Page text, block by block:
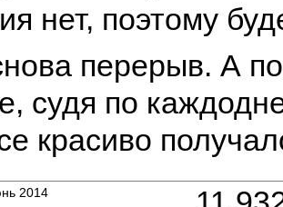
нет, поэтому
перерыв. А
судя по
красиво
2014